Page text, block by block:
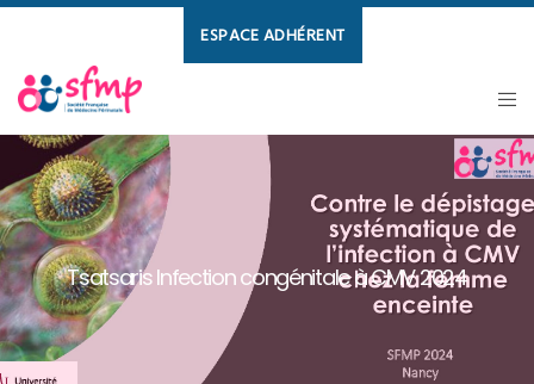
ESPACE ADHÉRENT
Tsatsaris Infection congénitale à CMV 2024